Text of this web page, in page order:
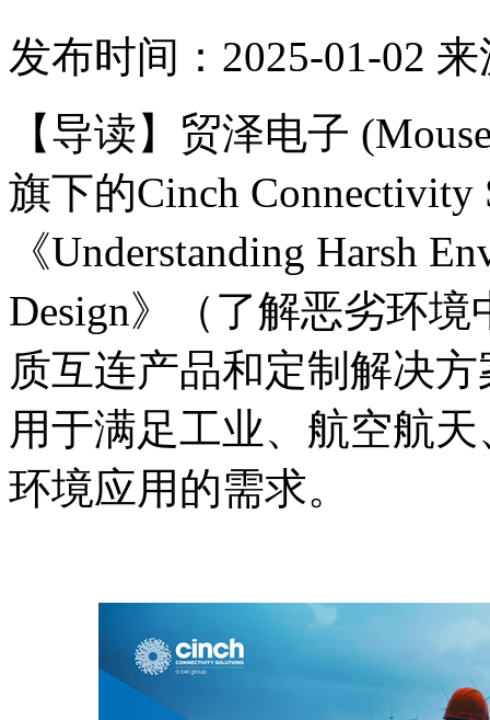
发布时间：2025-01-02 来
【导读】 贸泽电子 (
旗下的Cinch Connectivity
《Understanding Harsh
Design》（了解恶劣环境
质互连产品和定制解决
用于满足工业、 航空航天
环境应用的需求。